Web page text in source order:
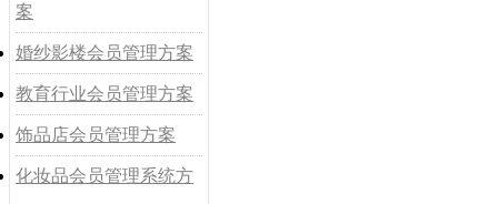
案
婚纱影楼会员管理方案
教育行业会员管理方案
饰品店会员管理方案
化妆品会员管理系统方